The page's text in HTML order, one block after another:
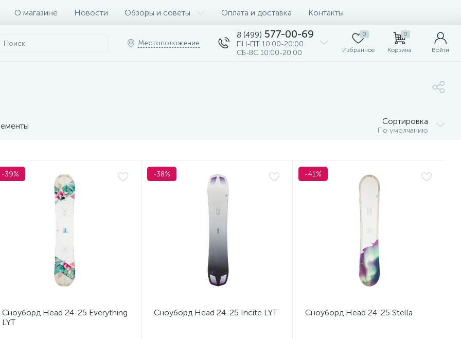
О магазине Новости Обзоры и советы Оплата и доставка Контакты
Местоположение
8 (499) 577-00-69
ПН-ПТ 10:00-20:00
СБ-ВС 10:00-20:00
0
Избранное
0
Корзина Войти
Сортировка
По умолчанию
-39%
Сноуборд Head 24-25 Everything
LYT
-38%
Сноуборд Head 24-25 Incite LYT
-41%
Сноуборд Head 24-25 Stella